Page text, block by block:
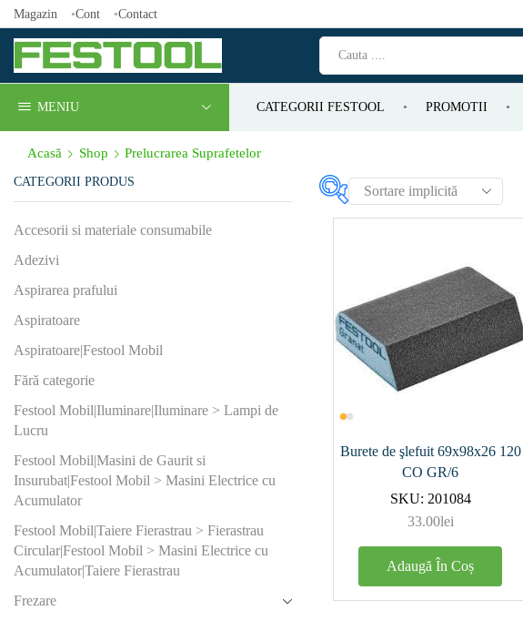
Magazin Cont Contact
MENIU CATEGORII FESTOOL PROMOTII
Acasă Shop Prelucrarea Suprafetelor
Produs Corp de
18(0)
Produs Cursa de
lucru (min⁻¹)
12000-24000
14000(0)
19000(0)
(1)
Burete de şlefuit 69x98x26 120
CO GR/6
SKU: 201084
33.00lei
Adaugă În Coș
CATEGORII PRODUS
Accesorii si materiale consumabile
Adezivi
Aspirarea prafului
Aspiratoare
Aspiratoare|Festool Mobil
Fără categorie
Festool Mobil|Iluminare|Iluminare > Lampi de
Lucru
Festool Mobil|Masini de Gaurit si
Insurubat|Festool Mobil > Masini Electrice cu
Acumulator
Festool Mobil|Taiere Fierastrau > Fierastrau
Circular|Festool Mobil > Masini Electrice cu
Acumulator|Taiere Fierastrau
Frezare